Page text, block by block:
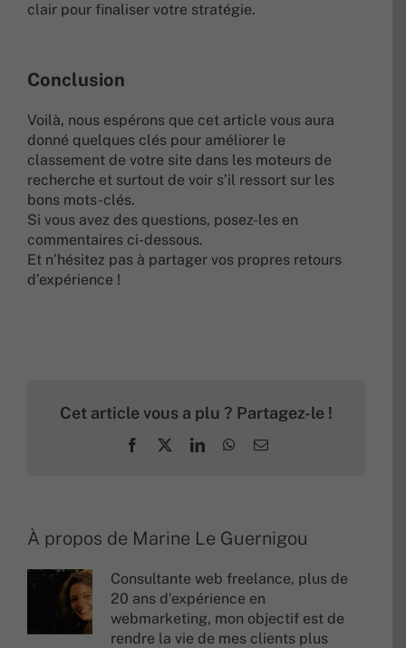
clair pour finaliser votre stratégie.
Conclusion
Voilà, nous espérons que cet article vous aura
donné quelques clés pour améliorer le
classement de votre site dans les moteurs de
recherche et surtout de voir s’il ressort sur les
bons mots-clés.
Si vous avez des questions, posez-les en
commentaires ci-dessous.
Et n’hésitez pas à partager vos propres retours
d’expérience !
Cet article vous a plu ? Partagez-le !
Facebook
X LinkedInWhatsApp
Email
À propos de Marine Le Guernigou
Consultante web freelance, plus de
20 ans d'expérience en
webmarketing, mon objectif est de
rendre la vie de mes clients plus